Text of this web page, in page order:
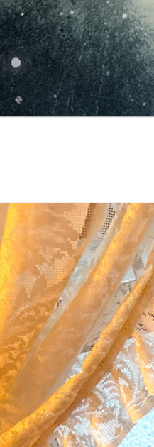
コ
ン
テ
ン
ツ
へ
ス